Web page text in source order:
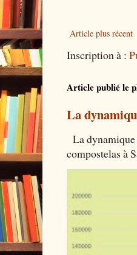
Article plus récent
Inscription à :
Article publié le
La
La
compostelas à